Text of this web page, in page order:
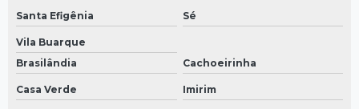
Santa Efigênia Sé
Vila Buarque
Brasilândia
Cachoeirinha
Casa Verde Imirim